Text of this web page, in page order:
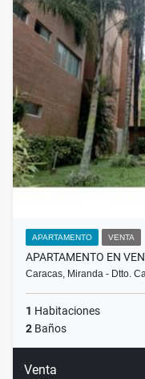
APARTAMENTO VENTA
APARTAMENTO EN
Caracas, Miranda - Dtto.
1 Habitaciones
2 Baños
Venta